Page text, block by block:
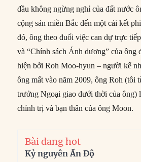
đầu không ngừng nghỉ của đất nước
cộng sản miền Bắc đến một cái kết
đó, ông theo đuổi việc can dự trực
và “Chính sách Ánh dương” của ông
hiện bởi Roh Moo-hyun – người kế
ông mất vào năm 2009, ông Roh (tôi
trưởng Ngoại giao dưới thời của ông)
chính trị và bạn thân của ông Moon.
Bài đang hot
Kỷ nguyên Ấn Độ